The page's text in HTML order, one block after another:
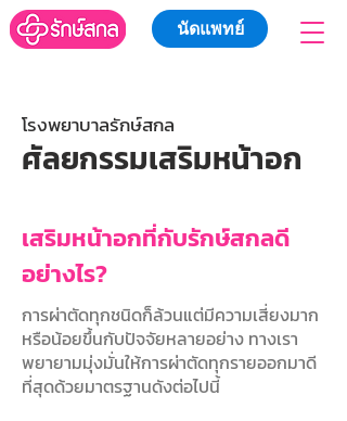
นัดแพทย์
โรงพยาบาลรักษ์สกล
ศัลยกรรมเสริมหน้าอก
เสริมหน้าอกที่กับรักษ์สกลดี
อย่างไร?
การผ่าตัดทุกชนิดก็ล้วนแต่มีความเสี่ยงมาก
หรือน้อยขึ้นกับปัจจัยหลายอย่าง ทางเรา
พยายามมุ่งมั่นให้การผ่าตัดทุกรายออกมาดี
ที่สุดด้วยมาตรฐานดังต่อไปนี้